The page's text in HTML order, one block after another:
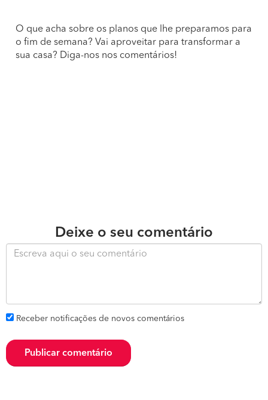
O que acha sobre os planos que lhe preparamos para
o fim de semana? Vai aproveitar para transformar a
sua casa? Diga-nos nos comentários!
Deixe o seu comentário
Receber notificações de novos comentários
Publicar comentário